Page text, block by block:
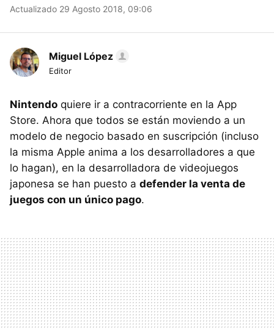
Actualizado 29 Agosto 2018, 09:06
Miguel López
Editor
Nintendo quiere ir a contracorriente en la App
Store. Ahora que todos se están moviendo a un
modelo de negocio basado en suscripción (incluso
la misma Apple anima a los desarrolladores a que
lo hagan), en la desarrolladora de videojuegos
japonesa se han puesto a defender la venta de
juegos con un único pago.